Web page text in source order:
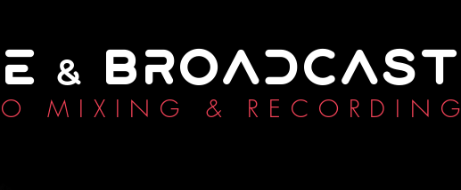
& BROADCAST
MIXING & RECORDING